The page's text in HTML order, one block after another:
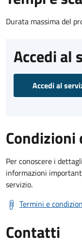
Durata massima del
Accedi al
Accedi al
Condizioni
Per conoscere i
informazioni
servizio.
Termini e
Contatti